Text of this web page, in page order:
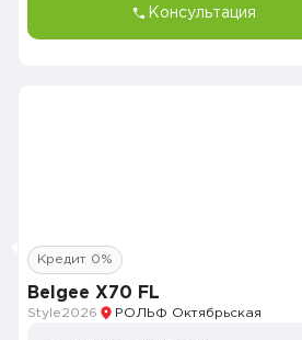
Консультация
Кредит 0%
Belgee X70 FL
Style2026 РОЛЬФ Октябрьская